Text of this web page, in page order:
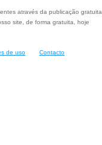
através da publicação gratuita
site, de forma gratuita, hoje
de uso Contacto